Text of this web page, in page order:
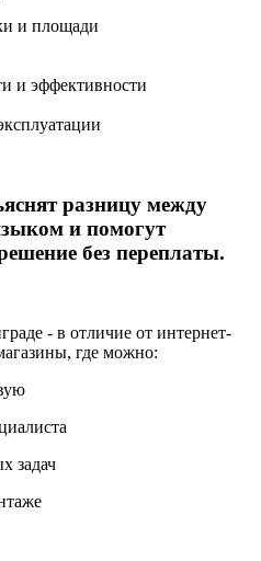
и площади
и эффективности
разницу между
и помогут
без переплаты.
- в отличие от интернет-
где можно:
задач